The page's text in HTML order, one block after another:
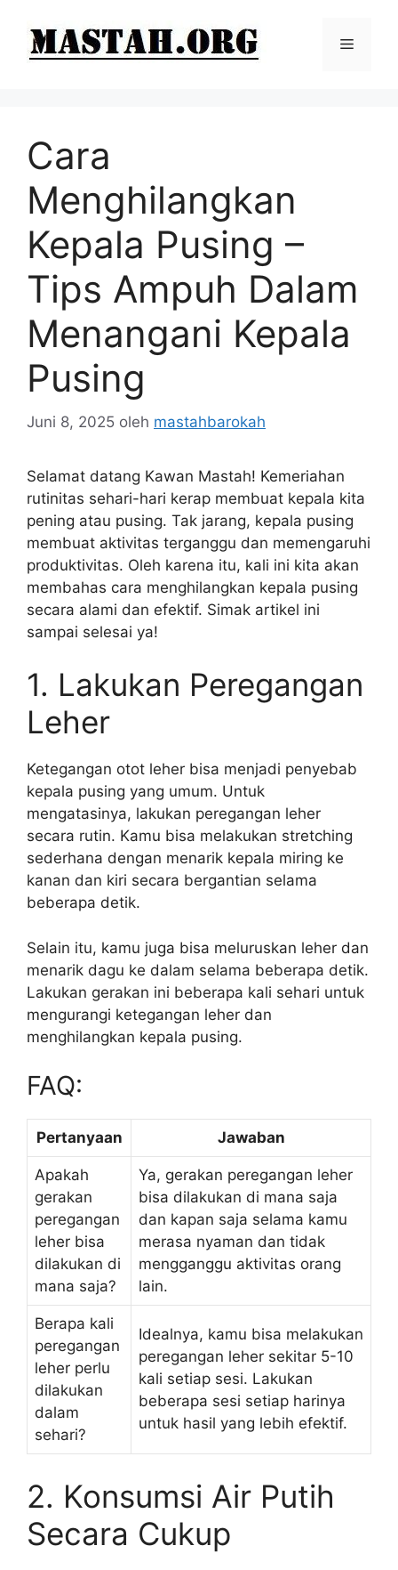
Menu
Cara
Menghilangkan
Kepala Pusing –
Tips Ampuh Dalam
Menangani Kepala
Pusing
Juni 8, 2025 oleh mastahbarokah
Selamat datang Kawan Mastah! Kemeriahan
rutinitas sehari-hari kerap membuat kepala kita
pening atau pusing. Tak jarang, kepala pusing
membuat aktivitas terganggu dan memengaruhi
produktivitas. Oleh karena itu, kali ini kita akan
membahas cara menghilangkan kepala pusing
secara alami dan efektif. Simak artikel ini
sampai selesai ya!
1. Lakukan Peregangan
Leher
Ketegangan otot leher bisa menjadi penyebab
kepala pusing yang umum. Untuk
mengatasinya, lakukan peregangan leher
secara rutin. Kamu bisa melakukan stretching
sederhana dengan menarik kepala miring ke
kanan dan kiri secara bergantian selama
beberapa detik.
Selain itu, kamu juga bisa meluruskan leher dan
menarik dagu ke dalam selama beberapa detik.
Lakukan gerakan ini beberapa kali sehari untuk
mengurangi ketegangan leher dan
menghilangkan kepala pusing.
FAQ:
Pertanyaan Jawaban
Apakah
gerakan
peregangan
leher bisa
dilakukan di
mana saja?
Ya, gerakan peregangan leher
bisa dilakukan di mana saja
dan kapan saja selama kamu
merasa nyaman dan tidak
mengganggu aktivitas orang
lain.
Berapa kali
peregangan
leher perlu
dilakukan
dalam
sehari?
Idealnya, kamu bisa melakukan
peregangan leher sekitar 5-10
kali setiap sesi. Lakukan
beberapa sesi setiap harinya
untuk hasil yang lebih efektif.
2. Konsumsi Air Putih
Secara Cukup